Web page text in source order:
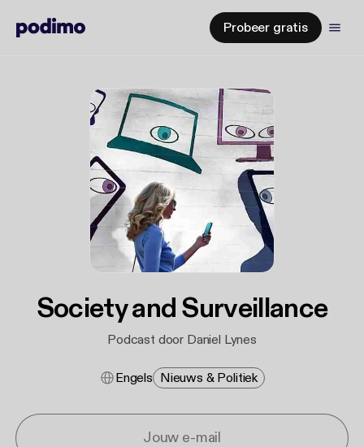
Probeer gratis
Society and Surveillance
Podcast door Daniel Lynes
Engels Nieuws & Politiek